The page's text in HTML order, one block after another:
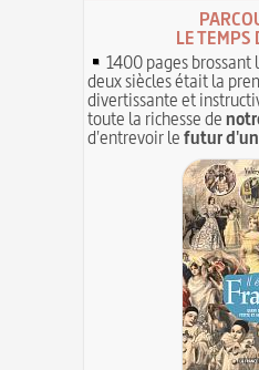
LE TEMPS
1400 pages
deux siècles était la
divertissante et
toute la richesse de
d'entrevoir lefutur